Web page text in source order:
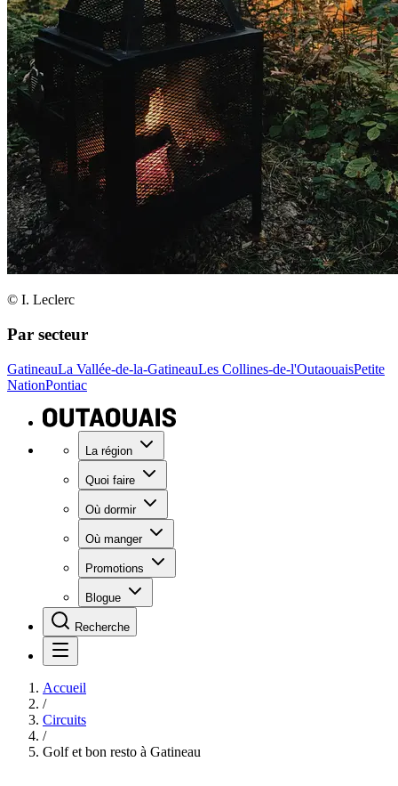
© I. Leclerc
Par secteur
GatineauLa Vallée-de-la-GatineauLes Collines-de-l'OutaouaisPetite
NationPontiac
La région
Quoi faire
Où dormir
Où manger
Promotions
Blogue
Recherche
Accueil
/
Circuits
/
Golf et bon resto à Gatineau